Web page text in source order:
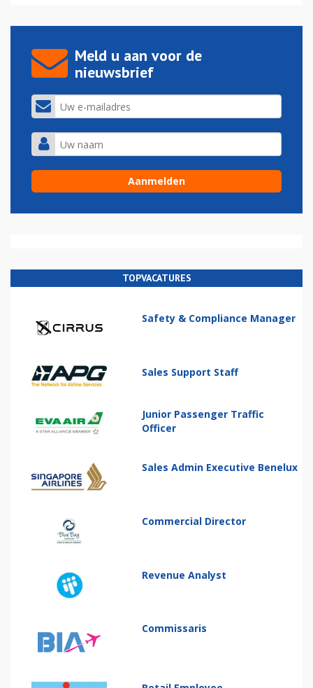
Meld u aan voor de
nieuwsbrief
TOPVACATURES
Safety & Compliance Manager
Sales Support Staff
Junior Passenger Traffic
Officer
Sales Admin Executive Benelux
Commercial Director
Revenue Analyst
Commissaris